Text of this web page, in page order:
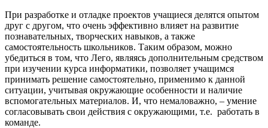
При разработке и отладке проектов учащиеся делятся опытом
друг с другом, что очень эффективно влияет на развитие
познавательных, творческих навыков, а также
самостоятельность школьников. Таким образом, можно
убедиться в том, что Лего, являясь дополнительным средством
при изучении курса информатики, позволяет учащимся
принимать решение самостоятельно, применимо к данной
ситуации, учитывая окружающие особенности и наличие
вспомогательных материалов. И, что немаловажно, – умение
согласовывать свои действия с окружающими, т.е. работать в
команде.